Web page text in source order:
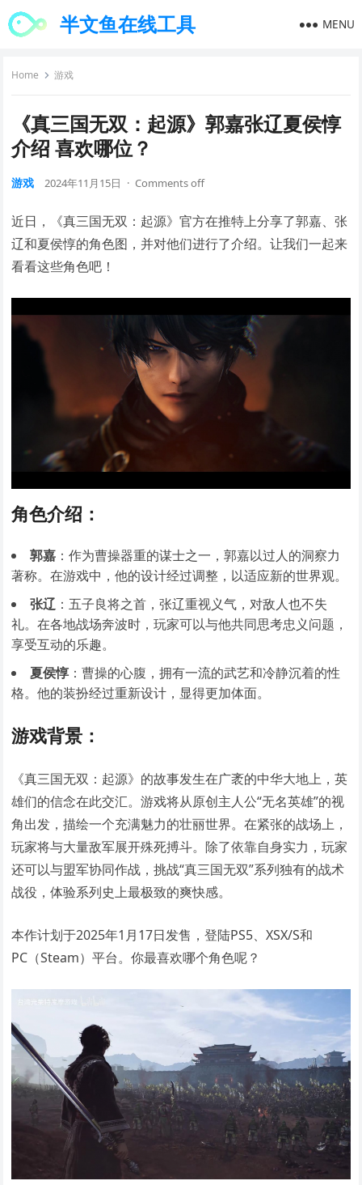
半文鱼在线工具 MENU
Home 游戏
《真三国无双：起源》郭嘉张辽夏侯惇
介绍 喜欢哪位？
游戏 2024年11月15日 · Comments off
近日，《真三国无双：起源》官方在推特上分享了郭嘉、张
辽和夏侯惇的角色图，并对他们进行了介绍。让我们一起来
看看这些角色吧！
角色介绍：
郭嘉 ：作为曹操器重的谋士之一，郭嘉以过人的洞察力
著称。在游戏中，他的设计经过调整，以适应新的世界观。
张辽 ：五子良将之首，张辽重视义气，对敌人也不失
礼。在各地战场奔波时，玩家可以与他共同思考忠义问题，
享受互动的乐趣。
夏侯惇 ：曹操的心腹，拥有一流的武艺和冷静沉着的性
格。他的装扮经过重新设计，显得更加体面。
游戏背景：
《真三国无双：起源》的故事发生在广袤的中华大地上，英
雄们的信念在此交汇。游戏将从原创主人公“无名英雄”的视
角出发，描绘一个充满魅力的壮丽世界。在紧张的战场上，
玩家将与大量敌军展开殊死搏斗。除了依靠自身实力，玩家
还可以与盟军协同作战，挑战“真三国无双”系列独有的战术
战役，体验系列史上最极致的爽快感。
本作计划于2025年1月17日发售，登陆PS5、XSX/S和
PC（Steam）平台。你最喜欢哪个角色呢？